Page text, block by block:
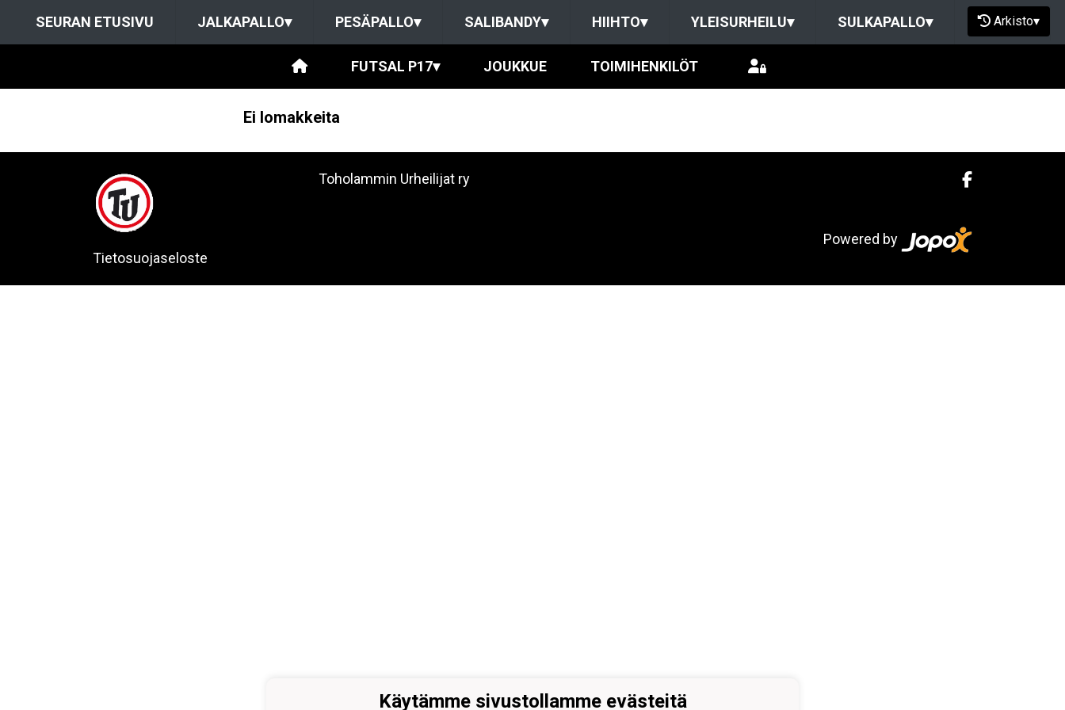
SEURAN ETUSIVU JALKAPALLO▾ PESÄPALLO▾ SALIBANDY▾ HIIHTO▾ YLEISURHEILU▾ SULKAPALLO▾ Arkisto▾
FUTSAL P17▾ JOUKKUE TOIMIHENKILÖT
Ei lomakkeita
Tietosuojaseloste
Toholammin Urheilijat ry
Powered by
Käytämme sivustollamme evästeitä